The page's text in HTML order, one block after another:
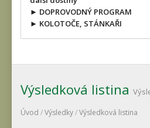
► DOPROVODNÝ PROGRAM
► KOLOTOČE, STÁNKAŘI
Výsledková listina
Úvod /Výsledky/Výsledková listina